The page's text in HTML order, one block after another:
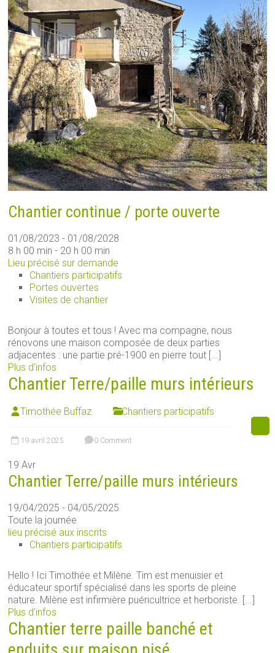
Chantier continue / porte ouverte
01/08/2023 - 01/08/2028
8 h 00 min - 20 h 00 min
Lieu précisé sur demande
Chantiers participatifs
Portes ouvertes
Visites de chantier
Bonjour à toutes et tous ! Avec ma compagne, nous
rénovons une maison composée de deux parties
adjacentes : une partie pré-1900 en pierre tout [...]
Plus d’infos
Chantier Terre/paille murs intérieurs
Timothée Buffaz Chantiers participatifs
19 avril 2025 0 Comment
19 Avr
Chantier Terre/paille murs intérieurs
19/04/2025 - 04/05/2025
Toute la journée
lieu précisé aux inscrits
Chantiers participatifs
Hello ! Ici Timothée et Milène. Tim est menuisier et
éducateur sportif spécialisé dans les sports de pleine
nature. Milène est infirmière puéricultrice et herboriste. [...]
Plus d’infos
Chantier terre paille banché et